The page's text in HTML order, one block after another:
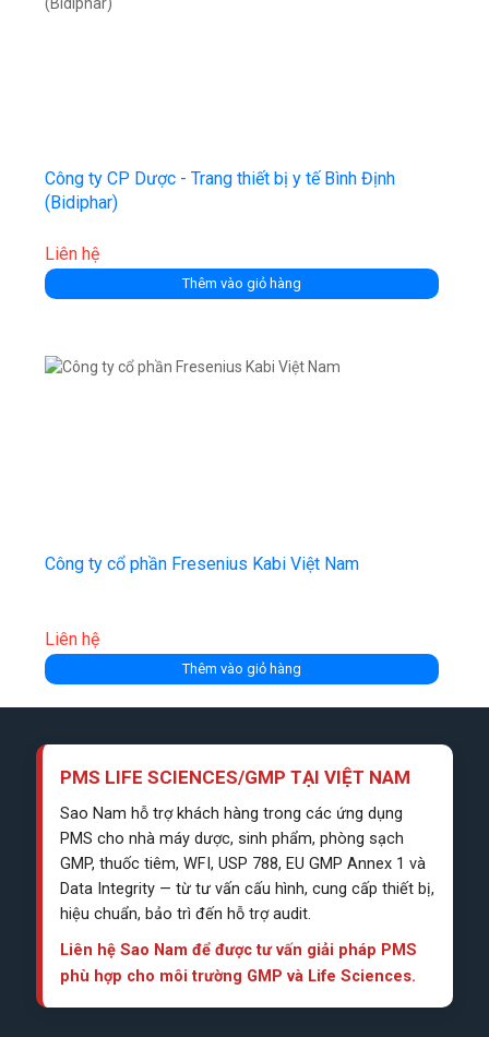
Công ty CP Dược - Trang thiết bị y tế Bình Định
(Bidiphar)
Liên hệ
Thêm vào giỏ hàng
Công ty cổ phần Fresenius Kabi Việt Nam
Liên hệ
Thêm vào giỏ hàng
PMS LIFE SCIENCES/GMP TẠI VIỆT NAM
Sao Nam hỗ trợ khách hàng trong các ứng dụng
PMS cho nhà máy dược, sinh phẩm, phòng sạch
GMP, thuốc tiêm, WFI, USP 788, EU GMP Annex 1 và
Data Integrity — từ tư vấn cấu hình, cung cấp thiết bị,
hiệu chuẩn, bảo trì đến hỗ trợ audit.
Liên hệ Sao Nam để được tư vấn giải pháp PMS
phù hợp cho môi trường GMP và Life Sciences.